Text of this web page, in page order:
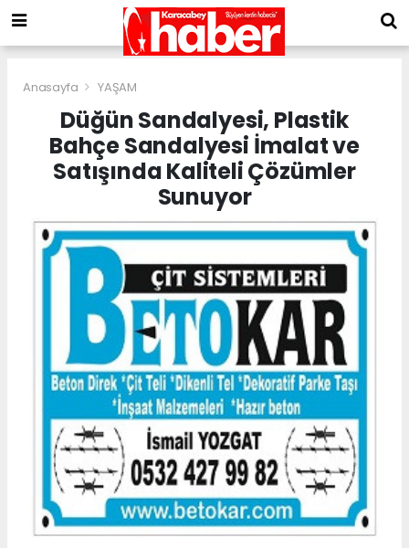
Anasayfa YAŞAM
Düğün Sandalyesi, Plastik
Bahçe Sandalyesi İmalat ve
Satışında Kaliteli Çözümler
Sunuyor